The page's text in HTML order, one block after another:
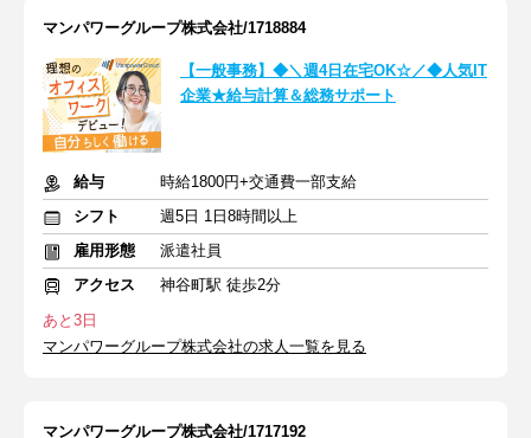
マンパワーグループ株式会社/1718884
【一般事務】◆＼週4日在宅OK☆／◆人気IT
企業★給与計算＆総務サポート
給与
時給1800円+交通費一部支給
シフト
週5日 1日8時間以上
雇用形態
派遣社員
アクセス
神谷町駅 徒歩2分
あと3日
マンパワーグループ株式会社の求人一覧を見る
マンパワーグループ株式会社/1717192